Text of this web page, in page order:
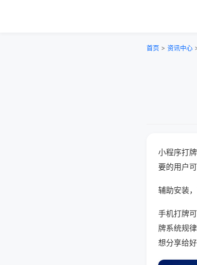
首页 > 资讯中心
小程序打
要的用户
辅助安装
手机打牌
牌系统规
想分享给